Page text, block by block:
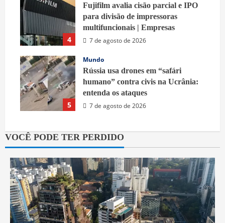
4
Fujifilm avalia cisão parcial e IPO
para divisão de impressoras
multifuncionais | Empresas
7 de agosto de 2026
5
Mundo
Rússia usa drones em “safári
humano” contra civis na Ucrânia:
entenda os ataques
7 de agosto de 2026
VOCÊ PODE TER PERDIDO